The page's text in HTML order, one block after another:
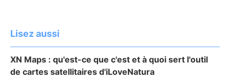
Lisez aussi
XN Maps : qu'est-ce que c'est et à quoi sert l'outil
de cartes satellitaires d'iLoveNatura